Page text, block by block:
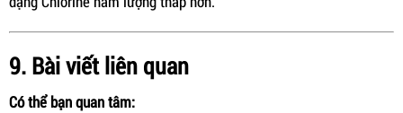
9. Bài viết liên quan
Có thể bạn quan tâm: